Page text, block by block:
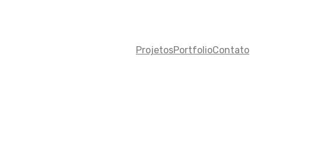
ProjetosPortfolioContato